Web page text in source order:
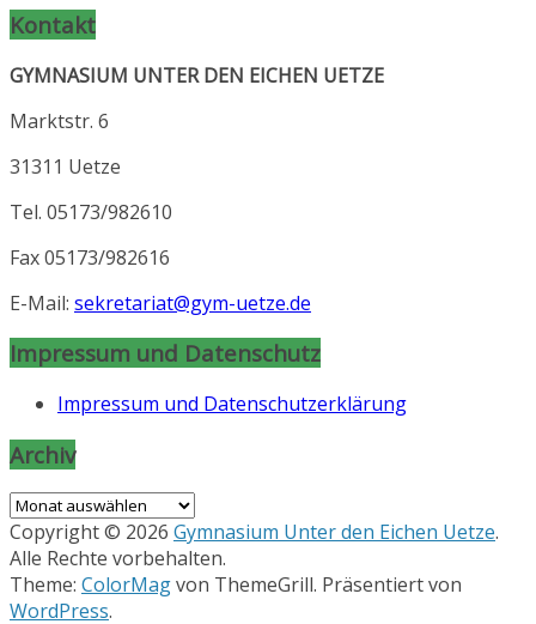
Kontakt
GYMNASIUM UNTER DEN EICHEN UETZE
Marktstr. 6
31311 Uetze
Tel. 05173/982610
Fax 05173/982616
E-Mail: sekretariat@gym-uetze.de
Impressum und Datenschutz
Impressum und Datenschutzerklärung
Archiv
Archiv
Copyright © 2026 Gymnasium Unter den Eichen Uetze.
Alle Rechte vorbehalten.
Theme: ColorMagvon ThemeGrill. Präsentiert von
WordPress.